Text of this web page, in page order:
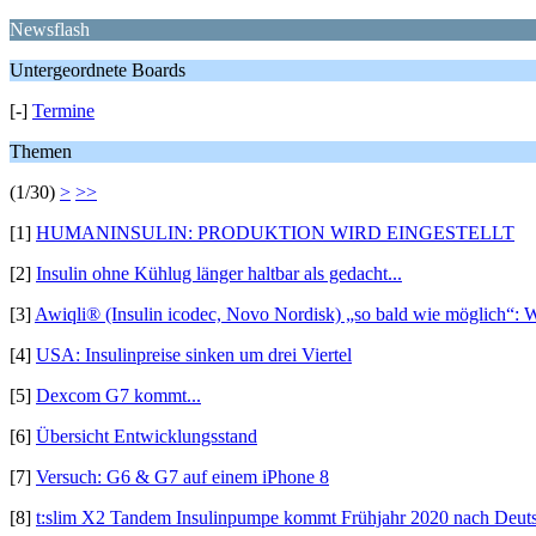
Newsflash
Untergeordnete Boards
[-] Termine
Themen
(1/30) > >>
[1] HUMANINSULIN: PRODUKTION WIRD EINGESTELLT
[2] Insulin ohne Kühlug länger haltbar als gedacht...
[3] Awiqli® (Insulin icodec, Novo Nordisk) „so bald wie möglich“:
[4] USA: Insulinpreise sinken um drei Viertel
[5] Dexcom G7 kommt...
[6] Übersicht Entwicklungsstand
[7] Versuch: G6 & G7 auf einem iPhone 8
[8] t:slim X2 Tandem Insulinpumpe kommt Frühjahr 2020 nach